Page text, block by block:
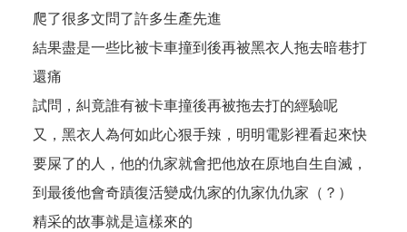
爬了很多文問了許多生產先進
結果盡是一些比被卡車撞到後再被黑衣人拖去暗巷打
還痛
試問，糾竟誰有被卡車撞後再被拖去打的經驗呢
又，黑衣人為何如此心狠手辣，明明電影裡看起來快
要屎了的人，他的仇家就會把他放在原地自生自滅，
到最後他會奇蹟復活變成仇家的仇家仇仇家（？）
精采的故事就是這樣來的